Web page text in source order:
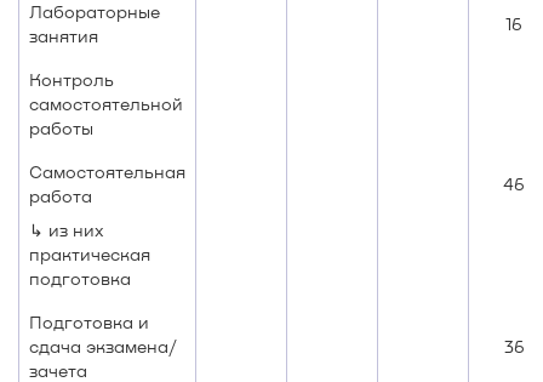
Лабораторные
занятия
16
Контроль
самостоятельной
работы
Самостоятельная
работа
46
↳ из них
практическая
подготовка
Подготовка и
сдача экзамена/
зачета
36